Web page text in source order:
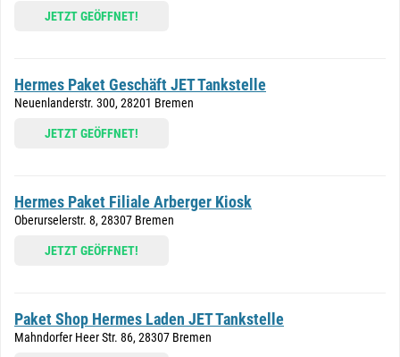
JETZT GEÖFFNET!
Hermes Paket Geschäft JET Tankstelle
Neuenlanderstr. 300, 28201 Bremen
JETZT GEÖFFNET!
Hermes Paket Filiale Arberger Kiosk
Oberurselerstr. 8, 28307 Bremen
JETZT GEÖFFNET!
Paket Shop Hermes Laden JET Tankstelle
Mahndorfer Heer Str. 86, 28307 Bremen